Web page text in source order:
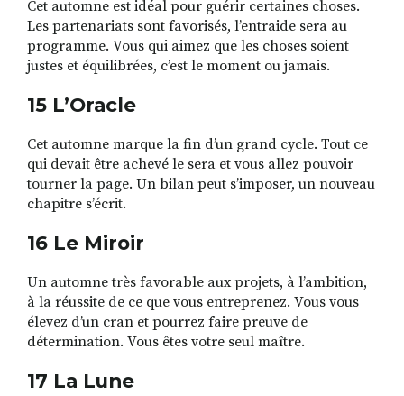
Cet automne est idéal pour guérir certaines choses.
Les partenariats sont favorisés, l’entraide sera au
programme. Vous qui aimez que les choses soient
justes et équilibrées, c’est le moment ou jamais.
15 L’Oracle
Cet automne marque la fin d’un grand cycle. Tout ce
qui devait être achevé le sera et vous allez pouvoir
tourner la page. Un bilan peut s’imposer, un nouveau
chapitre s’écrit.
16 Le Miroir
Un automne très favorable aux projets, à l’ambition,
à la réussite de ce que vous entreprenez. Vous vous
élevez d’un cran et pourrez faire preuve de
détermination. Vous êtes votre seul maître.
17 La Lune